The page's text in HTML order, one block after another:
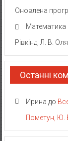
Оновлена
Математика
Рівкінд, Л. В.
Останні
Ирина до
Пометун, Ю.